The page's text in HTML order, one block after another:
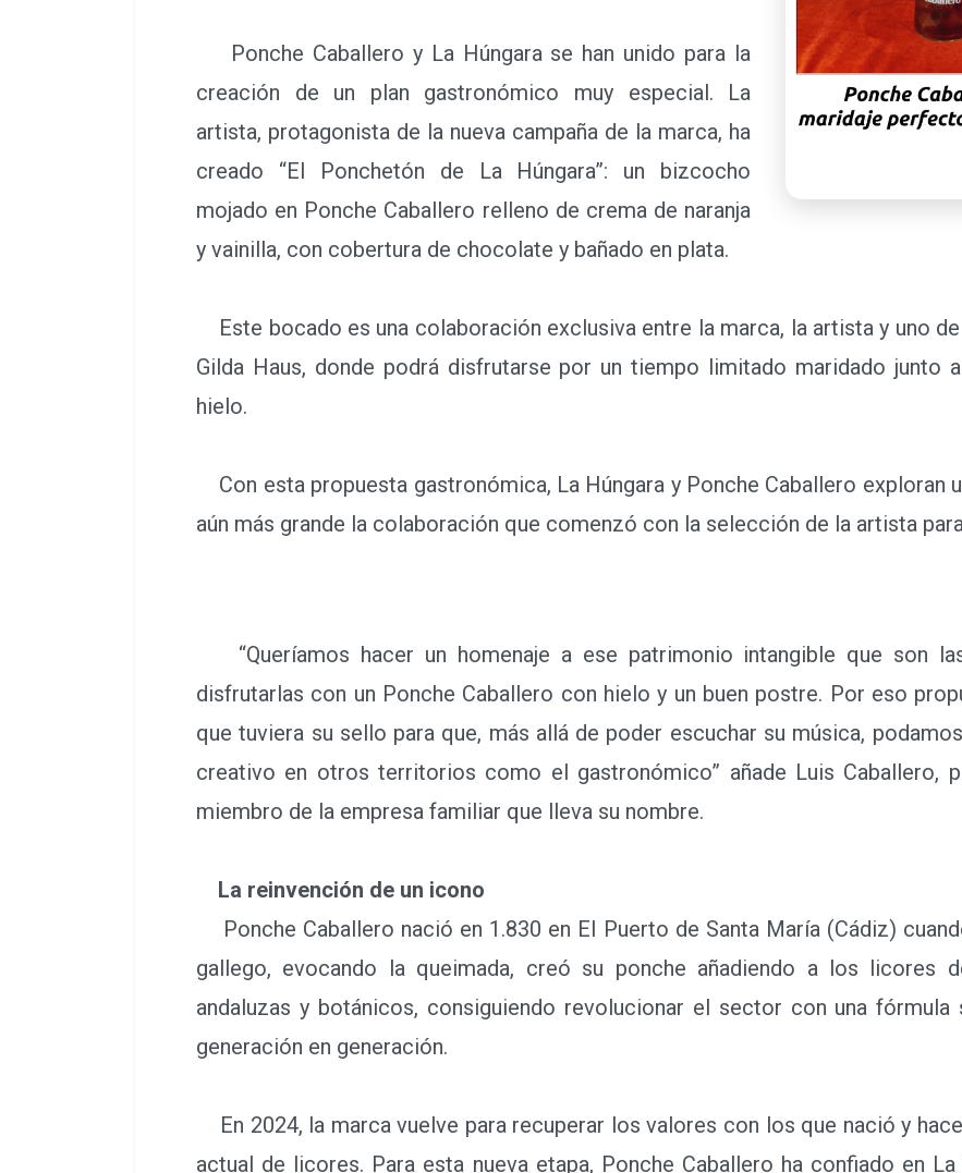
Ponche Caballero y La Húngara se han unido para la
creación de un plan gastronómico muy especial. La
artista, protagonista de la nueva campaña de la marca, ha
creado “El Ponchetón de La Húngara”: un bizcocho
mojado en Ponche Caballero relleno de crema de naranja
y vainilla, con cobertura de chocolate y bañado en plata.
Este bocado es una colaboración exclusiva entre la marca, la artista y uno
Gilda Haus, donde podrá disfrutarse por un tiempo limitado maridado junto
hielo.
Con esta propuesta gastronómica, La Húngara y Ponche Caballero exploran
aún más grande la colaboración que comenzó con la selección de la artista
“Queríamos hacer un homenaje a ese patrimonio intangible que son
disfrutarlas con un Ponche Caballero con hielo y un buen postre. Por eso
que tuviera su sello para que, más allá de poder escuchar su música,
creativo en otros territorios como el gastronómico” añade Luis Caballero,
miembro de la empresa familiar que lleva su nombre.
La reinvención de un icono
Ponche Caballero nació en 1.830 en El Puerto de Santa María (Cádiz)
gallego, evocando la queimada, creó su ponche añadiendo a los licores
andaluzas y botánicos, consiguiendo revolucionar el sector con una
generación en generación.
En 2024, la marca vuelve para recuperar los valores con los que nació y
actual de licores. Para esta nueva etapa, Ponche Caballero ha confiado en